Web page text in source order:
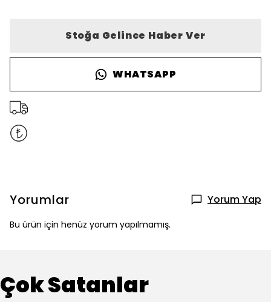
Stoğa Gelince Haber Ver
WHATSAPP
Yorumlar Yorum Yap
Bu ürün için henüz yorum yapılmamış.
Çok Satanlar